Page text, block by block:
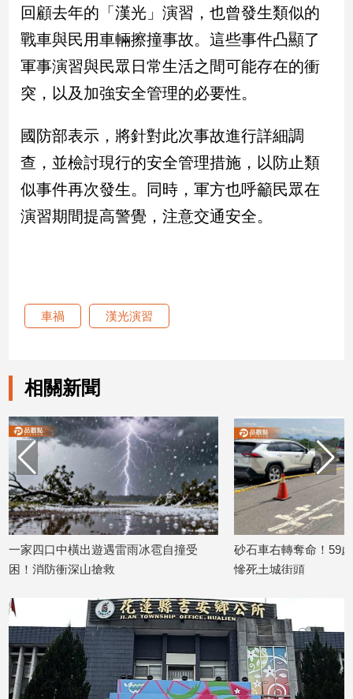
樂
娛
樂
聞
行/
時
尚
追
星
建
內
設
旅
遊/
美
食
星
座/
命
理
健
康/
親
子/
感
回顧去年的「漢光」演習，也曾發生類似的
戰車與民用車輛擦撞事故。這些事件凸顯了
軍事演習與民眾日常生活之間可能存在的衝
突，以及加強安全管理的必要性。
國防部表示，將針對此次事故進行詳細調
查，並檢討現行的安全管理措施，以防止類
似事件再次發生。同時，軍方也呼籲民眾在
演習期間提高警覺，注意交通安全。
車禍 漢光演習
相關新聞
一家四口中橫出遊遇雷雨冰雹自撞受
困！消防衝深山搶救
砂石車右轉奪命！59歲
慘死土城街頭